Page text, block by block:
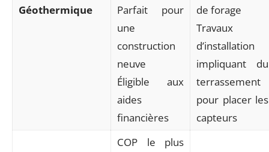
Géothermique
Parfait pour
une
construction
neuve
Éligible aux
aides
financières
de forage
Travaux
d’installation
impliquant du
terrassement
pour placer les
capteurs
COP le plus